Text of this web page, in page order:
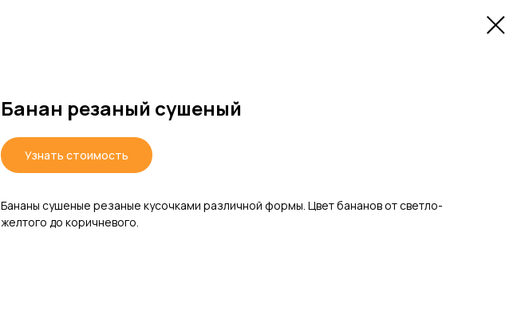
Банан резаный сушеный
Узнать стоимость
Бананы сушеные резаные кусочками различной формы. Цвет бананов от светло-
желтого до коричневого.